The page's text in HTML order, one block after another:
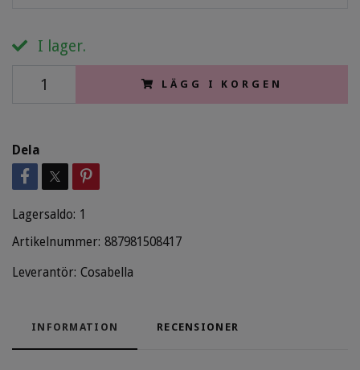
I lager.
LÄGG I KORGEN
Dela
Lagersaldo: 1
Artikelnummer: 887981508417
Leverantör: Cosabella
INFORMATION RECENSIONER